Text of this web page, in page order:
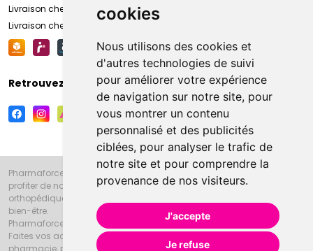
cookies
Nous utilisons des cookies et
d'autres technologies de suivi
pour améliorer votre expérience
de navigation sur notre site, pour
vous montrer un contenu
personnalisé et des publicités
ciblées, pour analyser le trafic de
notre site et pour comprendre la
provenance de nos visiteurs.
J'accepte
Je refuse
Livraison chez vous
Livraison chez votre commerçant
Retrouvez-nous sur vos réseaux sociaux
Pharmaforce.fr et la Grande Pharmacie d’Amiens vous souhaitent de
profiter de notre accueil, de nos conseils pharmaceutiques,
orthopédiques, homéopathiques, parapharmaceutiques, beauté et
bien-être.
Pharmaforce.fr est le site internet de la Grande Pharmacie d’Amiens.
Faites vos achats en ligne grâce à un choix de 20000 références en
pharmacie, parapharmacie, diététique et animaux (vétérinaire).